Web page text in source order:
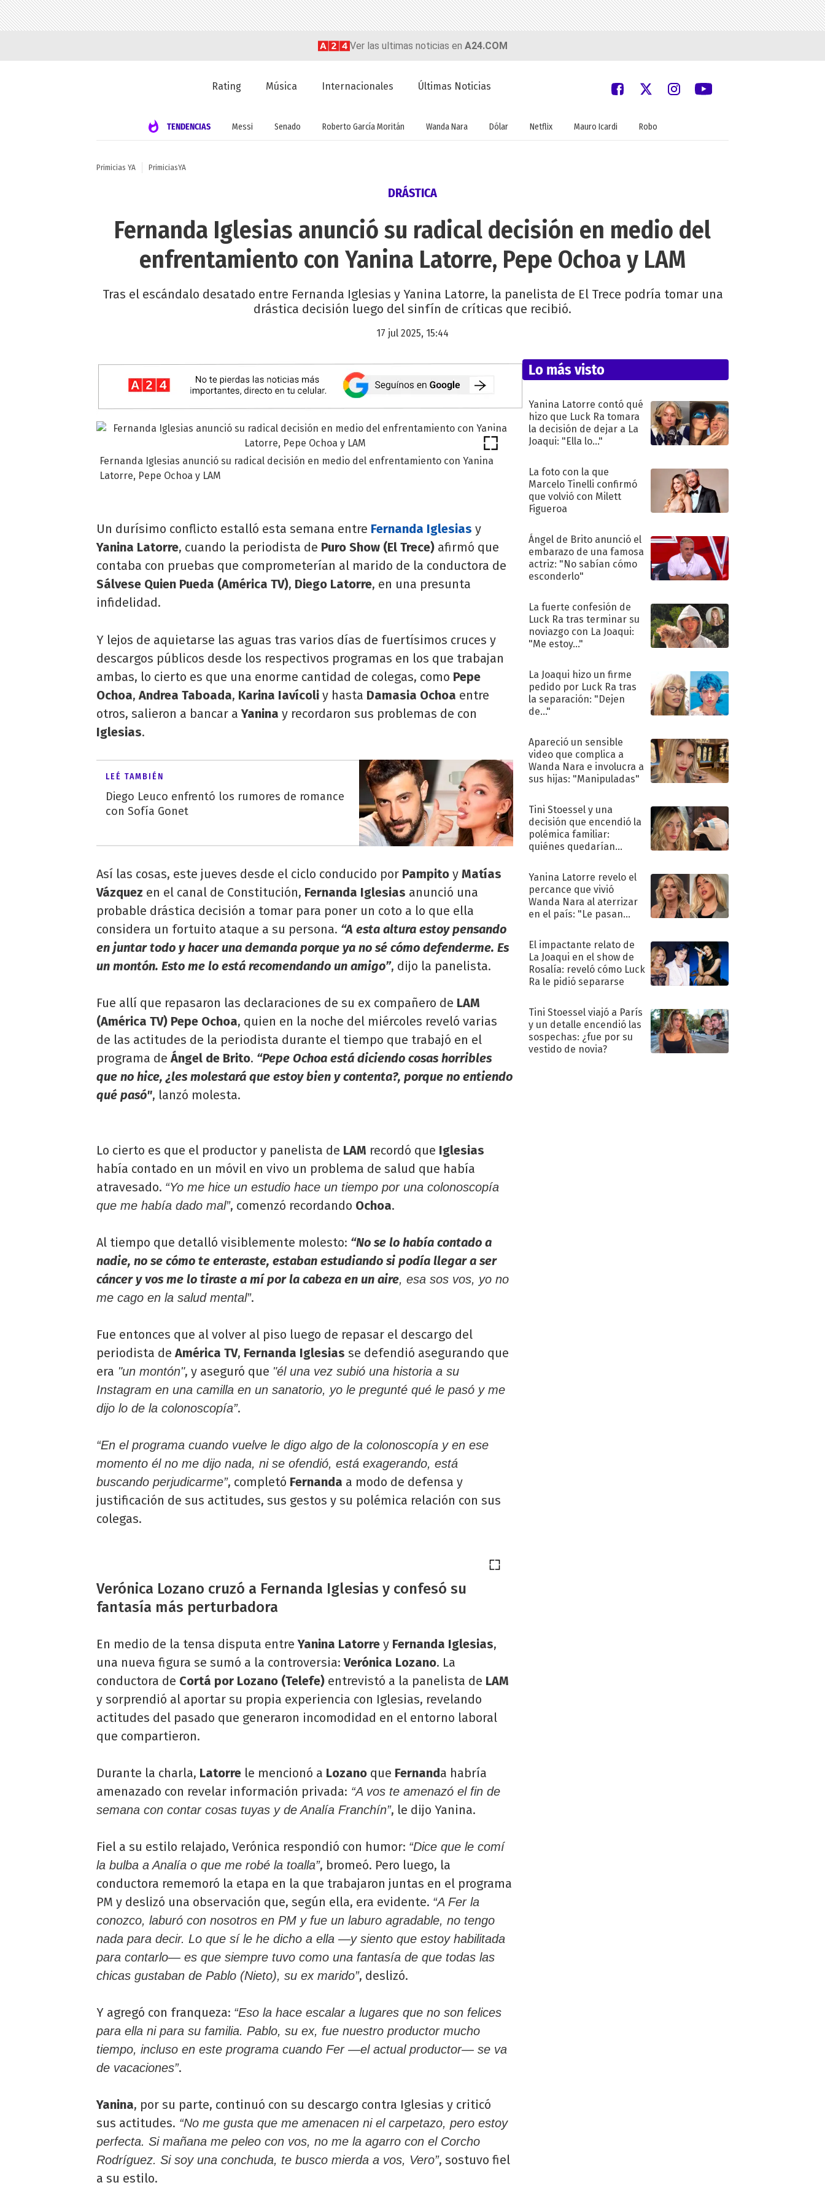
Ver las ultimas noticias en A24.COM
Rating Música Internacionales Últimas Noticias
TENDENCIAS Messi Senado Roberto García Moritán Wanda Nara Dólar Netflix Mauro Icardi Robo
Primicias YA PrimiciasYA
DRÁSTICA
Fernanda Iglesias anunció su radical decisión en medio del
enfrentamiento con Yanina Latorre, Pepe Ochoa y LAM
Tras el escándalo desatado entre Fernanda Iglesias y Yanina Latorre, la panelista de El Trece podría tomar una
drástica decisión luego del sinfín de críticas que recibió.
17 jul 2025, 15:44
Fernanda Iglesias anunció su radical decisión en medio del enfrentamiento con Yanina
Latorre, Pepe Ochoa y LAM
Un durísimo conflicto estalló esta semana entre Fernanda Iglesias y
Yanina Latorre, cuando la periodista de Puro Show (El Trece) afirmó que
contaba con pruebas que comprometerían al marido de la conductora de
Sálvese Quien Pueda (América TV), Diego Latorre, en una presunta
infidelidad.
Y lejos de aquietarse las aguas tras varios días de fuertísimos cruces y
descargos públicos desde los respectivos programas en los que trabajan
ambas, lo cierto es que una enorme cantidad de colegas, como Pepe
Ochoa,Andrea Taboada, Karina Iavícoli y hasta Damasia Ochoa entre
otros, salieron a bancar a Yanina y recordaron sus problemas de con
Iglesias.
LEÉ TAMBIÉN
Diego Leuco enfrentó los rumores de romance
con Sofía Gonet
Así las cosas, este jueves desde el ciclo conducido por Pampito y Matías
Vázquez en el canal de Constitución, Fernanda Iglesias anunció una
probable drástica decisión a tomar para poner un coto a lo que ella
considera un fortuito ataque a su persona. “A esta altura estoy pensando
en juntar todo y hacer una demanda porque ya no sé cómo defenderme. Es
un montón. Esto me lo está recomendando un amigo”, dijo la panelista.
Fue allí que repasaron las declaraciones de su ex compañero de LAM
(América TV) Pepe Ochoa, quien en la noche del miércoles reveló varias
de las actitudes de la periodista durante el tiempo que trabajó en el
programa de Ángel de Brito. “Pepe Ochoa está diciendo cosas horribles
que no hice, ¿les molestará que estoy bien y contenta?, porque no entiendo
qué pasó", lanzó molesta.
Lo cierto es que el productor y panelista de LAM recordó que Iglesias
había contado en un móvil en vivo un problema de salud que había
atravesado. “Yo me hice un estudio hace un tiempo por una colonoscopía
que me había dado mal”, comenzó recordando Ochoa.
Al tiempo que detalló visiblemente molesto: “No se lo había contado a
nadie, no se cómo te enteraste, estaban estudiando si podía llegar a ser
cáncer y vos me lo tiraste a mí por la cabeza en un aire, esa sos vos, yo no
me cago en la salud mental”.
Fue entonces que al volver al piso luego de repasar el descargo del
periodista deAmérica TV, Fernanda Iglesias se defendió asegurando que
era "un montón", y aseguró que "él una vez subió una historia a su
Instagram en una camilla en un sanatorio, yo le pregunté qué le pasó y me
dijo lo de la colonoscopía”.
“En el programa cuando vuelve le digo algo de la colonoscopía y en ese
momento él no me dijo nada, ni se ofendió, está exagerando, está
buscando perjudicarme”, completó Fernanda a modo de defensa y
justificación de sus actitudes, sus gestos y su polémica relación con sus
colegas.
Verónica Lozano cruzó a Fernanda Iglesias y confesó su
fantasía más perturbadora
En medio de la tensa disputa entreYanina Latorre y Fernanda Iglesias,
una nueva figura se sumó a la controversia:Verónica Lozano. La
conductora de Cortá por Lozano (Telefe) entrevistó a la panelista de LAM
y sorprendió al aportar su propia experiencia con Iglesias, revelando
actitudes del pasado que generaron incomodidad en el entorno laboral
que compartieron.
Durante la charla, Latorre le mencionó a Lozano que Fernanda habría
amenazado con revelar información privada: “A vos te amenazó el fin de
semana con contar cosas tuyas y de Analía Franchín”, le dijo Yanina.
Fiel a su estilo relajado, Verónica respondió con humor: “Dice que le comí
la bulba a Analía o que me robé la toalla”, bromeó. Pero luego, la
conductora rememoró la etapa en la que trabajaron juntas en el programa
PM y deslizó una observación que, según ella, era evidente. “A Fer la
conozco, laburó con nosotros en PM y fue un laburo agradable, no tengo
nada para decir. Lo que sí le he dicho a ella —y siento que estoy habilitada
para contarlo— es que siempre tuvo como una fantasía de que todas las
chicas gustaban de Pablo (Nieto), su ex marido”, deslizó.
Y agregó con franqueza: “Eso la hace escalar a lugares que no son felices
para ella ni para su familia. Pablo, su ex, fue nuestro productor mucho
tiempo, incluso en este programa cuando Fer —el actual productor— se va
de vacaciones”.
Yanina, por su parte, continuó con su descargo contra Iglesias y criticó
sus actitudes. “No me gusta que me amenacen ni el carpetazo, pero estoy
perfecta. Si mañana me peleo con vos, no me la agarro con el Corcho
Rodríguez. Si soy una conchuda, te busco mierda a vos, Vero”, sostuvo fiel
a su estilo.
Lo más visto
Yanina Latorre contó qué
hizo que Luck Ra tomara
la decisión de dejar a La
Joaqui: "Ella lo..."
La foto con la que
Marcelo Tinelli confirmó
que volvió con Milett
Figueroa
Ángel de Brito anunció el
embarazo de una famosa
actriz: "No sabían cómo
esconderlo"
La fuerte confesión de
Luck Ra tras terminar su
noviazgo con La Joaqui:
"Me estoy..."
La Joaqui hizo un firme
pedido por Luck Ra tras
la separación: "Dejen
de..."
Apareció un sensible
video que complica a
Wanda Nara e involucra a
sus hijas: "Manipuladas"
Tini Stoessel y una
decisión que encendió la
polémica familiar:
quiénes quedarían
Yanina Latorre revelo el
percance que vivió
Wanda Nara al aterrizar
en el país: "Le pasan
El impactante relato de
La Joaqui en el show de
Rosalía: reveló cómo Luck
Ra le pidió separarse
Tini Stoessel viajó a París
y un detalle encendió las
sospechas: ¿fue por su
vestido de novia?